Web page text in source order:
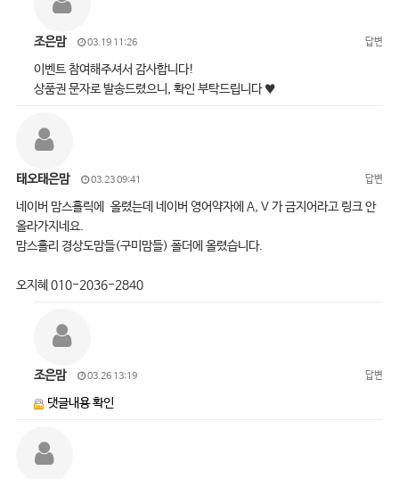
조은맘 03.19 11:26 답변
이벤트 참여해주셔서 감사합니다!
상품권 문자로 발송드렸으니, 확인 부탁드립니다 ♥
태오태은맘 03.23 09:41 답변
네이버 맘스홀릭에 올렸는데 네이버 영어약자에 A, V 가 금지어라고 링크 안
올라가지네요.
맘스홀리 경상도맘들(구미맘들) 폴더에 올렸습니다.
오지혜 010-2036-2840
조은맘 03.26 13:19 답변
댓글내용 확인